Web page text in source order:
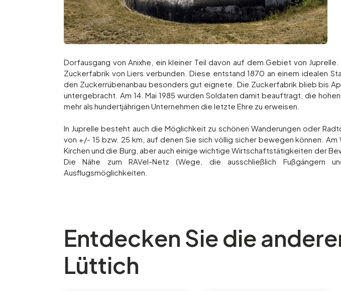
Dorfausgang von Anixhe, ein kleiner Teil davon auf dem Gebiet von
Zuckerfabrik von Liers verbunden. Diese entstand 1870 an einem idealen
den Zuckerrübenanbau besonders gut eignete. Die Zuckerfabrik blieb bis
untergebracht. Am 14. Mai 1985 wurden Soldaten damit beauftragt, die
mehr als hundertjährigen Unternehmen die letzte Ehre zu erweisen.
In Juprelle besteht auch die Möglichkeit zu schönen Wanderungen oder
von +/- 15 bzw. 25 km, auf denen Sie sich völlig sicher bewegen können.
Kirchen und die Burg, aber auch einige wichtige Wirtschaftstätigkeiten der
Die Nähe zum RAVel-Netz (Wege, die ausschließlich Fußgängern
Ausflugsmöglichkeiten.
Entdecken Sie die
Lüttich